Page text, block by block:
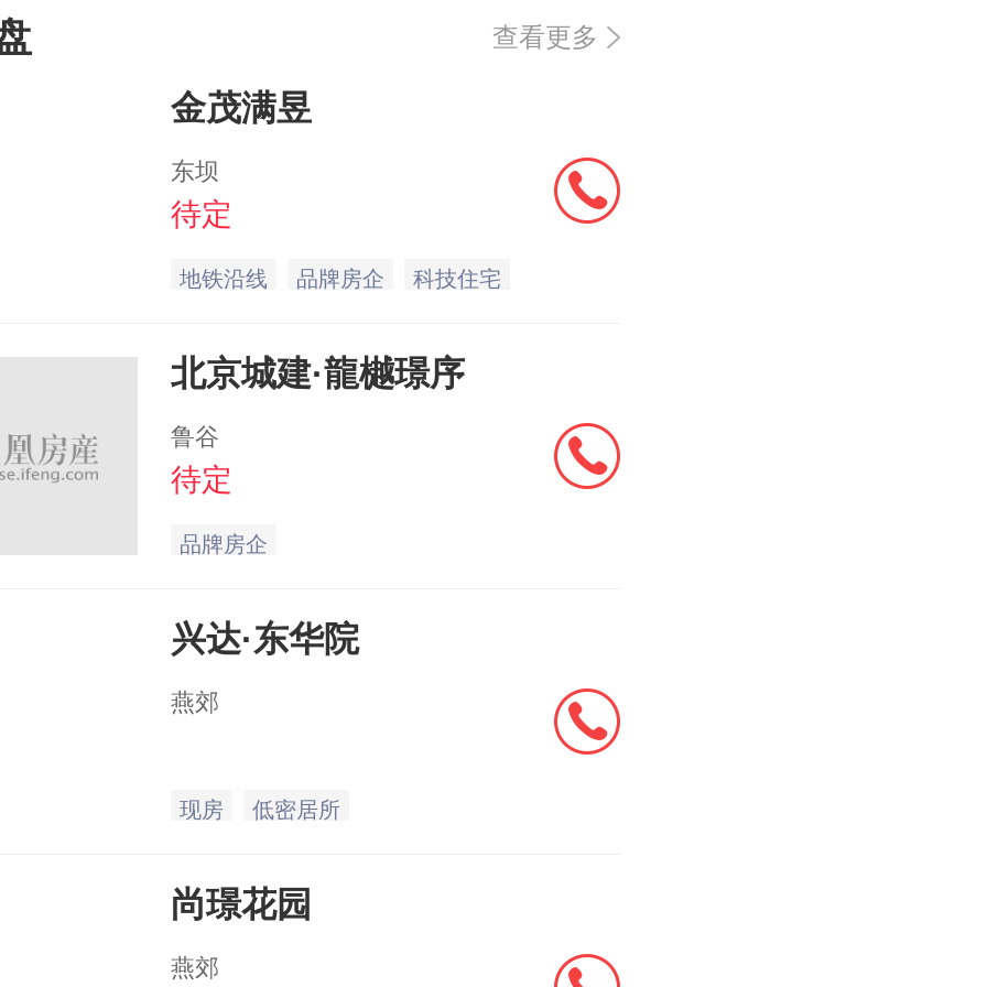
查看更多
金茂满昱
东坝
待定
地铁沿线 品牌房企 科技住宅
北京城建·龍樾璟序
鲁谷
待定
品牌房企
兴达·东华院
燕郊
现房 低密居所
尚璟花园
燕郊